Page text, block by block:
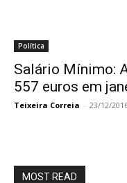
Política
Salário Mínimo:
557 euros em
Teixeira Correia - 23/12/
MOST READ